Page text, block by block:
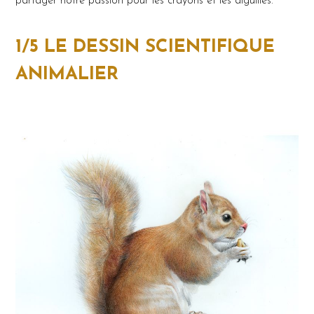
1/5 LE DESSIN SCIENTIFIQUE
ANIMALIER